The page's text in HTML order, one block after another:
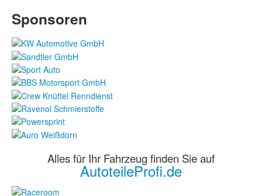
Sponsoren
Alles für Ihr Fahrzeug finden Sie auf
AutoteileProfi.de